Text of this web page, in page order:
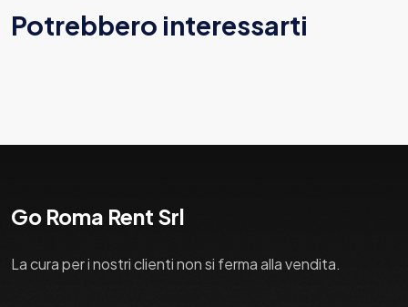
Potrebbero interessarti
Go Roma Rent Srl
La cura per i nostri clienti non si ferma alla vendita.